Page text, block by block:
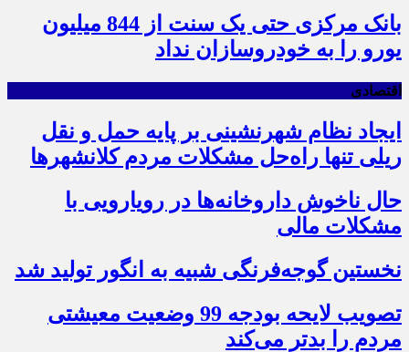
بانک مرکزی حتی یک سنت از 844 میلیون
یورو را به خودروسازان نداد
اقتصادی
ایجاد نظام شهرنشینی بر پایه حمل و نقل
ریلی تنها راه‌حل مشکلات مردم کلانشهرها
حال ناخوش داروخانه‌ها در رویارویی با
مشکلات مالی
نخستین گوجه‌فرنگی شبیه به انگور تولید شد
تصویب لایحه بودجه 99 وضعیت معیشتی
مردم را بدتر می‌کند